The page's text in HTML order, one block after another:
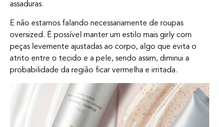
assaduras.
E não estamos falando necessariamente de roupas
oversized. É possível manter um estilo mais girly com
peças levemente ajustadas ao corpo, algo que evita o
atrito entre o tecido e a pele, sendo assim, diminui a
probabilidade da região ficar vermelha e irritada.